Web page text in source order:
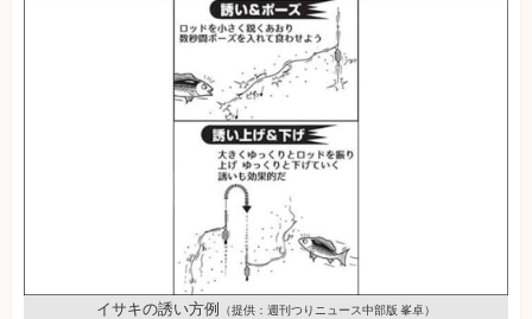
イサキの誘い方例 （提供：週刊つりニュース中部版 峯卓）